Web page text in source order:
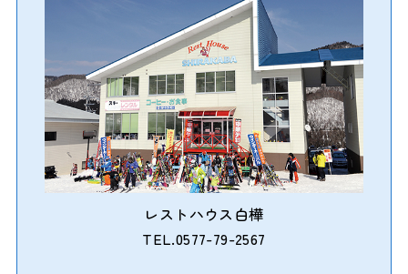
レストハウス白樺
TEL.0577-79-2567